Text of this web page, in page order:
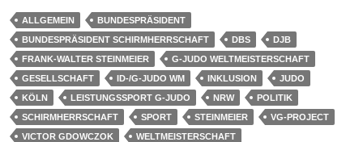
ALLGEMEIN
BUNDESPRÄSIDENT
BUNDESPRÄSIDENT SCHIRMHERRSCHAFT
DBS
DJB
FRANK-WALTER STEINMEIER
G-JUDO WELTMEISTERSCHAFT
GESELLSCHAFT
ID-/G-JUDO WM INKLUSION
JUDO
KÖLN
LEISTUNGSSPORT G-JUDO NRW
POLITIK
SCHIRMHERRSCHAFT
SPORT STEINMEIER
VG-PROJECT
VICTOR GDOWCZOK
WELTMEISTERSCHAFT